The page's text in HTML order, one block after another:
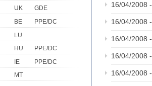
UK
GDE
BE
PPE/DC
LU
HU
PPE/DC
IE
PPE/DC
MT
16/04/2008 -
16/04/2008 -
16/04/2008 -
16/04/2008 -
16/04/2008 -